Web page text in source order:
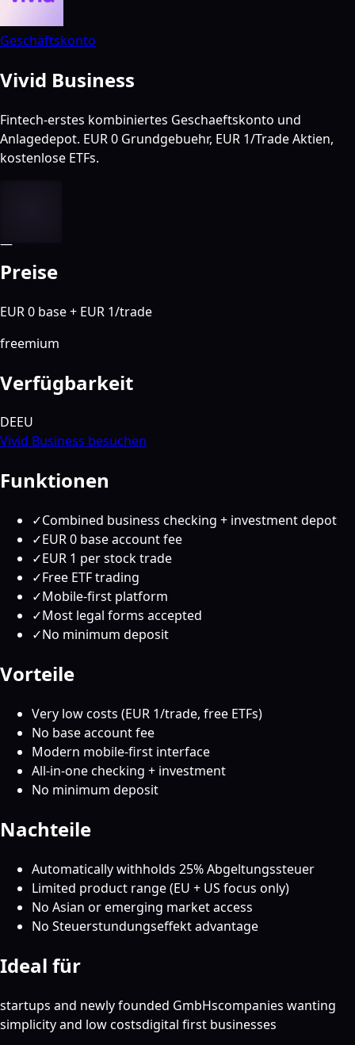
Geschäftskonto
Vivid Business
Fintech-erstes kombiniertes Geschaeftskonto und
Anlagedepot. EUR 0 Grundgebuehr, EUR 1/Trade Aktien,
kostenlose ETFs.
—
Preise
EUR 0 base + EUR 1/trade
freemium
Verfügbarkeit
DEEU
Vivid Business besuchen
Funktionen
✓Combined business checking + investment depot
✓EUR 0 base account fee
✓EUR 1 per stock trade
✓Free ETF trading
✓Mobile-first platform
✓Most legal forms accepted
✓No minimum deposit
Vorteile
Very low costs (EUR 1/trade, free ETFs)
No base account fee
Modern mobile-first interface
All-in-one checking + investment
No minimum deposit
Nachteile
Automatically withholds 25% Abgeltungssteuer
Limited product range (EU + US focus only)
No Asian or emerging market access
No Steuerstundungseffekt advantage
Ideal für
startups and newly founded GmbHscompanies wanting
simplicity and low costsdigital first businesses